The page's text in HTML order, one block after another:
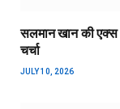
सलमान खान की एक्स
चर्चा
JULY 10, 2026